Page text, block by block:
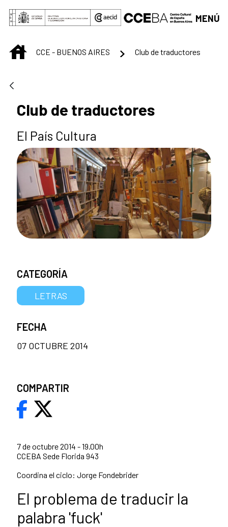
Saltar al contenido principal
MENÚ
INICIOCCE - BUENOS AIRES Club de traductores
Club de traductores
El País Cultura
7 de octubre 2014 - 19.00h
CCEBA Sede Florida 943
Coordina el ciclo: Jorge Fondebrider
El problema de traducir la
palabra 'fuck'
CATEGORÍA
LETRAS
FECHA
07 OCTUBRE 2014
COMPARTIR